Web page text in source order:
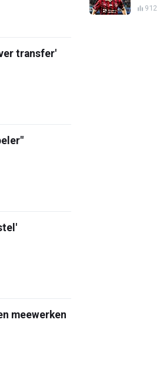
transfer'
meewerken
912